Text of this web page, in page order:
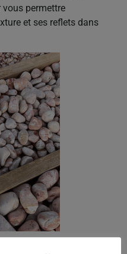
permettre
et ses reflets dans